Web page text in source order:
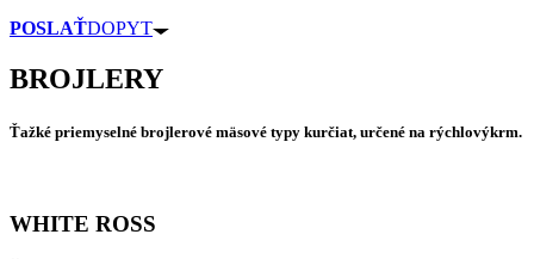
POSLAŤDOPYT
BROJLERY
Ťažké priemyselné brojlerové mäsové typy kurčiat, určené na rýchlovýkrm.
WHITE ROSS